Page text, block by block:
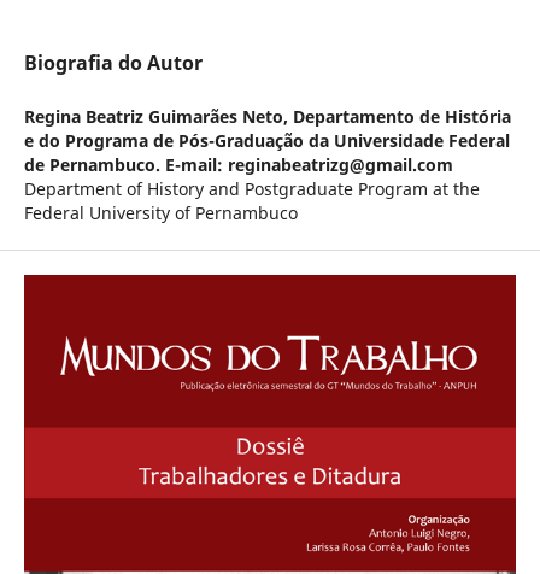
Biografia do Autor
Regina Beatriz Guimarães Neto, Departamento de História
e do Programa de Pós-Graduação da Universidade Federal
de Pernambuco. E-mail: reginabeatrizg@gmail.com
Department of History and Postgraduate Program at the
Federal University of Pernambuco